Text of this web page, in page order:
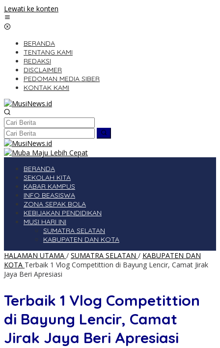
Lewati ke konten
BERANDA
TENTANG KAMI
REDAKSI
DISCLAIMER
PEDOMAN MEDIA SIBER
KONTAK KAMI
BERANDA
SEKOLAH KITA
KABAR KAMPUS
INFO BEASISWA
ZONA SEPAK BOLA
KEBIJAKAN PENDIDIKAN
MUSI HARI INI
SUMATRA SELATAN
KABUPATEN DAN KOTA
HALAMAN UTAMA / SUMATRA SELATAN / KABUPATEN DAN
KOTA Terbaik 1 Vlog Competittion di Bayung Lencir, Camat Jirak
Jaya Beri Apresiasi
Terbaik 1 Vlog Competittion
di Bayung Lencir, Camat
Jirak Jaya Beri Apresiasi